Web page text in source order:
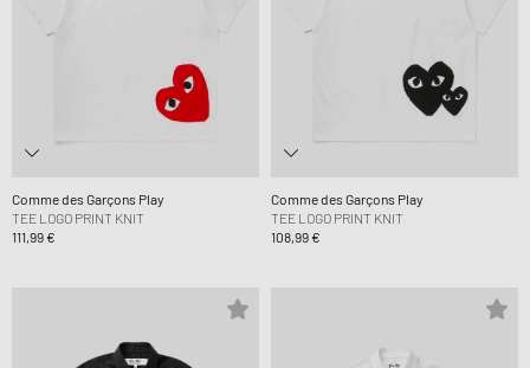
Comme des Garçons Play
TEE LOGO PRINT KNIT
111,99 €
Comme des Garçons Play
TEE LOGO PRINT KNIT
108,99 €